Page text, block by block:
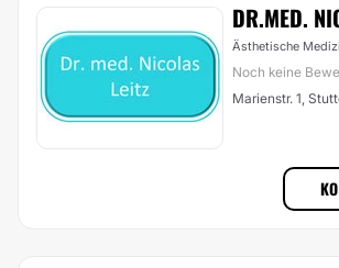
DR.MED.
Ästhetische
Noch keine
Marienstr. 1,